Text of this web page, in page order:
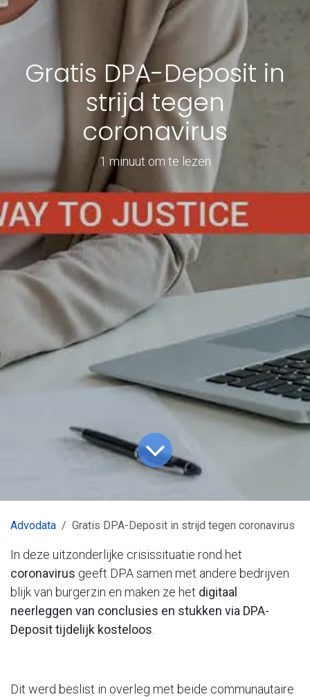
Gratis DPA-Deposit in
strijd tegen
coronavirus
1 minuut om te lezen
Advodata Gratis DPA-Deposit in strijd tegen coronavirus
In deze uitzonderlijke crisissituatie rond het
coronavirus geeft DPA samen met andere bedrijven
blijk van burgerzin en maken ze het digitaal
neerleggen van conclusies en stukken via DPA-
Deposit tijdelijk kosteloos
Dit werd beslist in overleg met beide communautaire